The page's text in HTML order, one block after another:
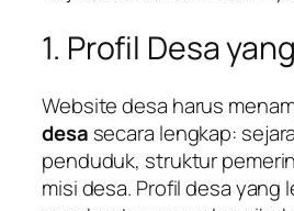
1. Profil Desa
Website desa harus
desa secara lengkap:
penduduk, struktur
misi desa. Profil desa yang